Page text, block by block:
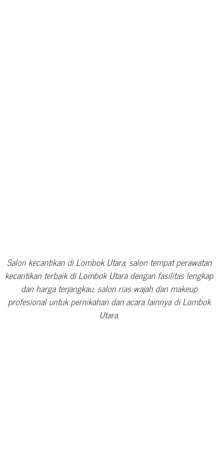
Salon kecantikan di Lombok Utara, salon tempat perawatan
kecantikan terbaik di Lombok Utara dengan fasilitas lengkap
dan harga terjangkau, salon rias wajah dan makeup
profesional untuk pernikahan dan acara lainnya di Lombok
Utara.